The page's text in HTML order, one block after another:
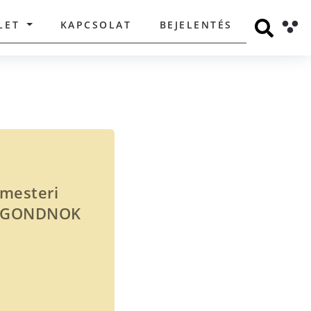
KAPCSOLAT BEJELENTÉS